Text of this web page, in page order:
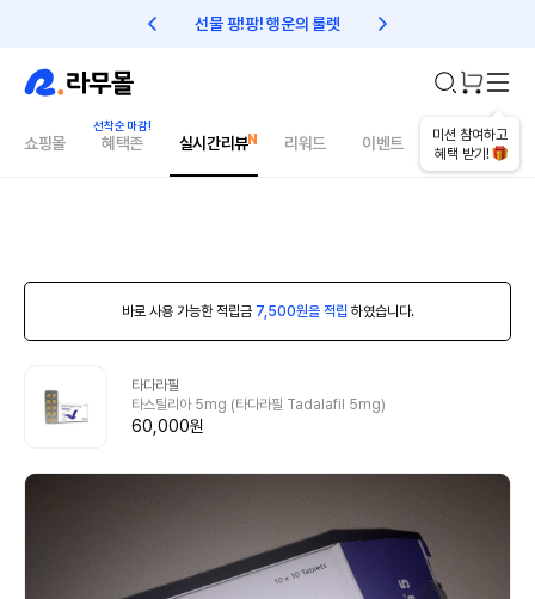
선물 팡!팡! 행운의 룰렛 친구초대 1만원 리워드!
미션 참여하고
혜택 받기!
쇼핑몰 혜택존 실시간리뷰 리워드 이벤트 건강매거진
바로 사용 가능한 적립금 7,500원을 적립 하였습니다.
타다라필
타스틸리아 5mg (타다라필 Tadalafil 5mg)
60,000원